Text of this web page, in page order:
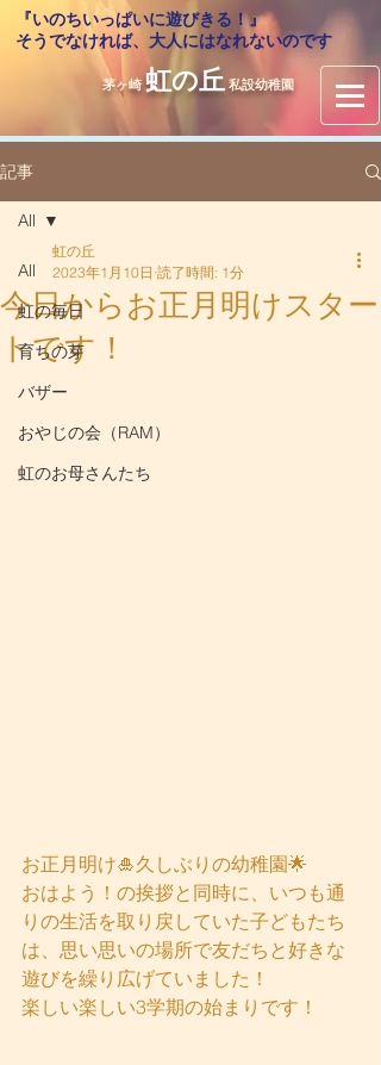
『いのちいっぱいに遊びきる！』
​そうでなければ、大人にはなれないのです
茅ヶ崎 虹の丘 私設幼稚園
記事
All
虹の毎日
育ちの芽
バザー
おやじの会（RAM）
虹のお母さんたち
All
今日からお正月明けスター
トです！
虹の丘
2023年1月10日 読了時間: 1分
お正月明け🎍久しぶりの幼稚園🌟
おはよう！の挨拶と同時に、いつも通
りの生活を取り戻していた子どもたち
は、思い思いの場所で友だちと好きな
遊びを繰り広げていました！
楽しい楽しい3学期の始まりです！